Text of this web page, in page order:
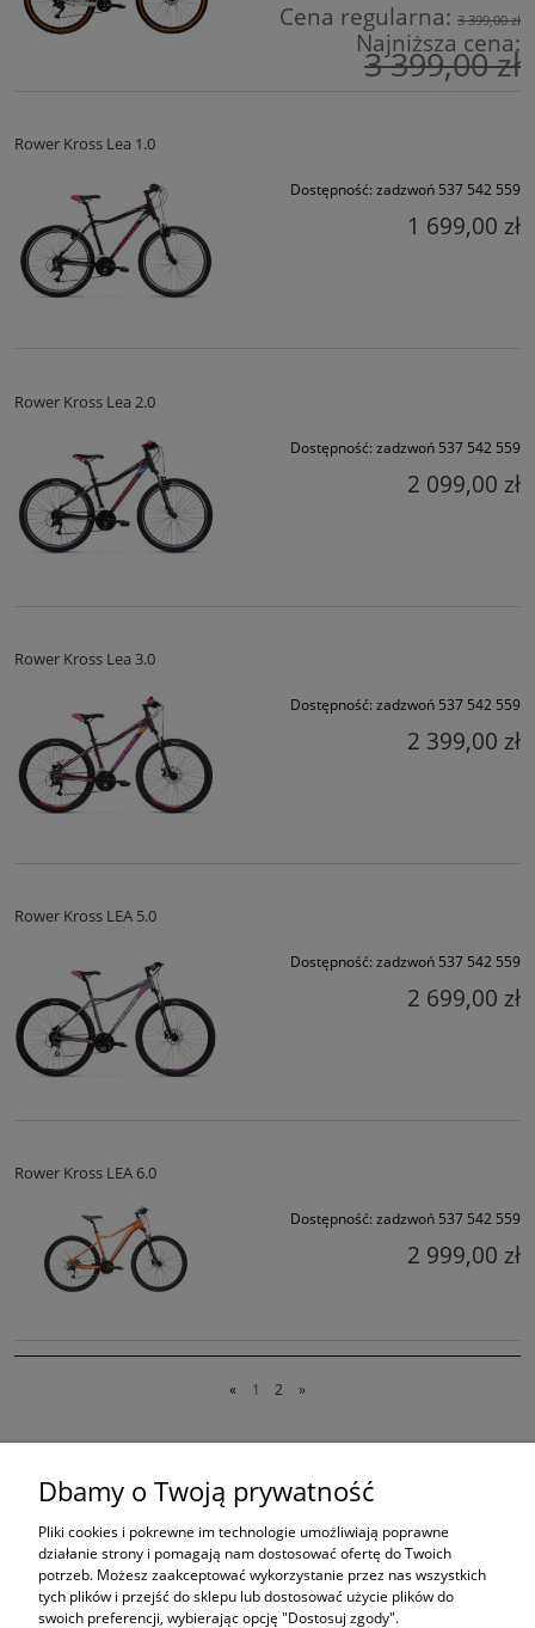
Cena regularna: 3 399,00 zł
Najniższa cena:
3 399,00 zł
Rower Kross Lea 1.0
Dostępność: zadzwoń 537 542 559
1 699,00 zł
Rower Kross Lea 2.0
Dostępność: zadzwoń 537 542 559
2 099,00 zł
Rower Kross Lea 3.0
Dostępność: zadzwoń 537 542 559
2 399,00 zł
Rower Kross LEA 5.0
Dostępność: zadzwoń 537 542 559
2 699,00 zł
Rower Kross LEA 6.0
Dostępność: zadzwoń 537 542 559
2 999,00 zł
« 1 2 »
stanowią oferty w rozumieniu art.66 Kodeksu Cywilnego i są jedynie
zaproszeniem do składania ofert kupna w rozumieniu art. 71 Kodeksu Cywilnego,
oraz do dokonania zakupów w naszych sklepach stacjonarnych.
ŚLEDŹ NAS NA
PRODUKTY
Dbamy o Twoją prywatność
Pliki cookies i pokrewne im technologie umożliwiają poprawne
działanie strony i pomagają nam dostosować ofertę do Twoich
potrzeb. Możesz zaakceptować wykorzystanie przez nas wszystkich
tych plików i przejść do sklepu lub dostosować użycie plików do
swoich preferencji, wybierając opcję "Dostosuj zgody".